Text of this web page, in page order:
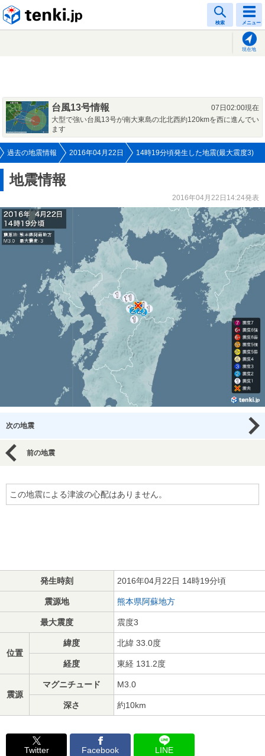
検索 メニュー
現在地
台風13号情報
07日02:00現在
大型で強い台風13号が南大東島の北北西約120kmを西に進んでい
ます
過去の地震情報 2016年04月22日 14時19分頃発生した地震(最大震度3)
地震情報
2016年04月22日14:24発表
次の地震
前の地震
この地震による津波の心配はありません。
発生時刻 2016年04月22日 14時19分頃
震源地 熊本県阿蘇地方
最大震度 震度3
位置
緯度 北緯 33.0度
経度 東経 131.2度
震源
マグニチュード M3.0
深さ 約10km
Twitter Facebook LINE